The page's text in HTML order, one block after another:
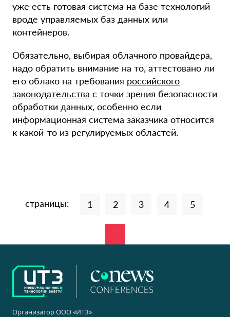
уже есть готовая система на базе технологий
вроде управляемых баз данных или
контейнеров.
Обязательно, выбирая облачного провайдера,
надо обратить внимание на то, аттестовано ли
его облако на требования российского
законодательства с точки зрения безопасности
обработки данных, особенно если
информационная система заказчика относится
к какой-то из регулируемых областей.
страницы: 1 2 3 4 5
Организатор ООО «ИТЗ»